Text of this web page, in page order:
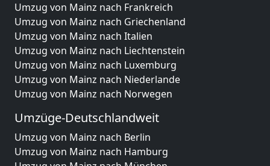
Umzug von Mainz nach Frankreich
Umzug von Mainz nach Griechenland
Umzug von Mainz nach Italien
Umzug von Mainz nach Liechtenstein
Umzug von Mainz nach Luxemburg
Umzug von Mainz nach Niederlande
Umzug von Mainz nach Norwegen
Umzüge-Deutschlandweit
Umzug von Mainz nach Berlin
Umzug von Mainz nach Hamburg